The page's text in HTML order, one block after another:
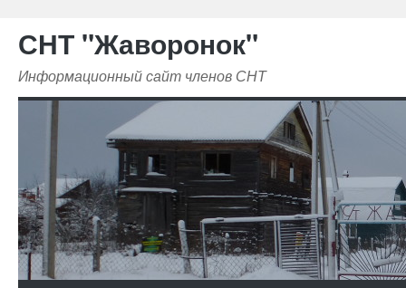
СНТ "Жаворонок"
Информационный сайт членов СНТ